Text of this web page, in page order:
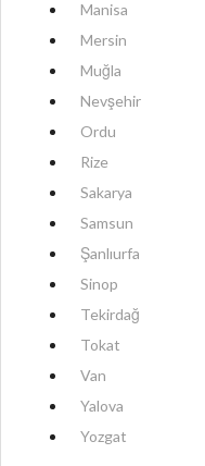
Manisa
Mersin
Muğla
Nevşehir
Ordu
Rize
Sakarya
Samsun
Şanlıurfa
Sinop
Tekirdağ
Tokat
Van
Yalova
Yozgat